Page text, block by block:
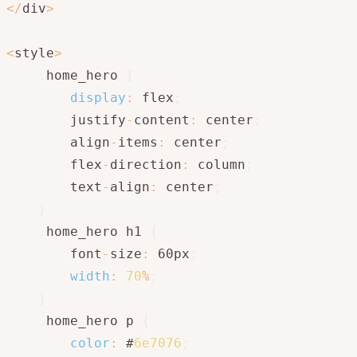
</div>
<style>
home_hero
display : flex
        justify
- content : center
        align
- items : center
        flex
- direction : column
        text
- align : center
home_hero h1
        font
- size : 60px
width : 70%
home_hero p
color : #6e7076